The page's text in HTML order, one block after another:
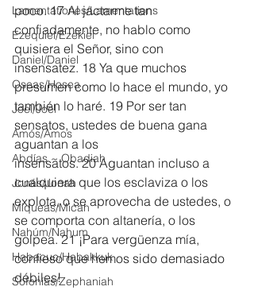
Lamentationes/Lamentations
Ezequiel/Ezekiel
Daniel/Daniel
Oseas/Hosea
Joel/Joel
Amós/Amos
Abdías ~ Obadiah
Jonás/Jonah
Miqueas/Micah
Nahúm/Nahum
Habacuc/Habakkuk
Sofonías/Zephaniah
poco. 17 Al jactarme tan
confiadamente, no hablo como
quisiera el Señor, sino con
insensatez. 18 Ya que muchos
presumen como lo hace el mundo, yo
también lo haré. 19 Por ser tan
sensatos, ustedes de buena gana
aguantan a los
insensatos. 20 Aguantan incluso a
cualquiera que los esclaviza o los
explota, o se aprovecha de ustedes, o
se comporta con altanería, o los
golpea. 21 ¡Para vergüenza mía,
confieso que hemos sido demasiado
débiles!